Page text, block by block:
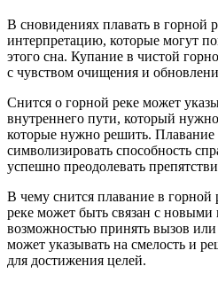
В сновидениях плавать в горной
интерпретацию, которые могут
этого сна. Купание в чистой
с чувством очищения и
Снится о горной реке может
внутреннего пути, который
которые нужно решить.
символизировать способность
успешно преодолевать
В чему снится плавание в горной
реке может быть связан с
возможностью принять вызов
может указывать на смелость и
для достижения целей.